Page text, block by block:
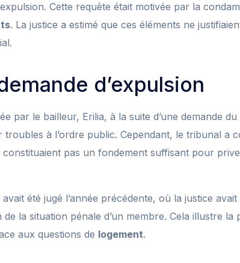
Cette requête était motivée par la
. La justice a estimé que ces éléments ne
d’expulsion
par le bailleur, Erilia, à la suite d’une demande
à l’ordre public. Cependant, le tribunal a
pas un fondement suffisant pour
été jugé l’année précédente, où la justice
de la situation pénale d’un membre. Cela illustre
aux questions de logement.